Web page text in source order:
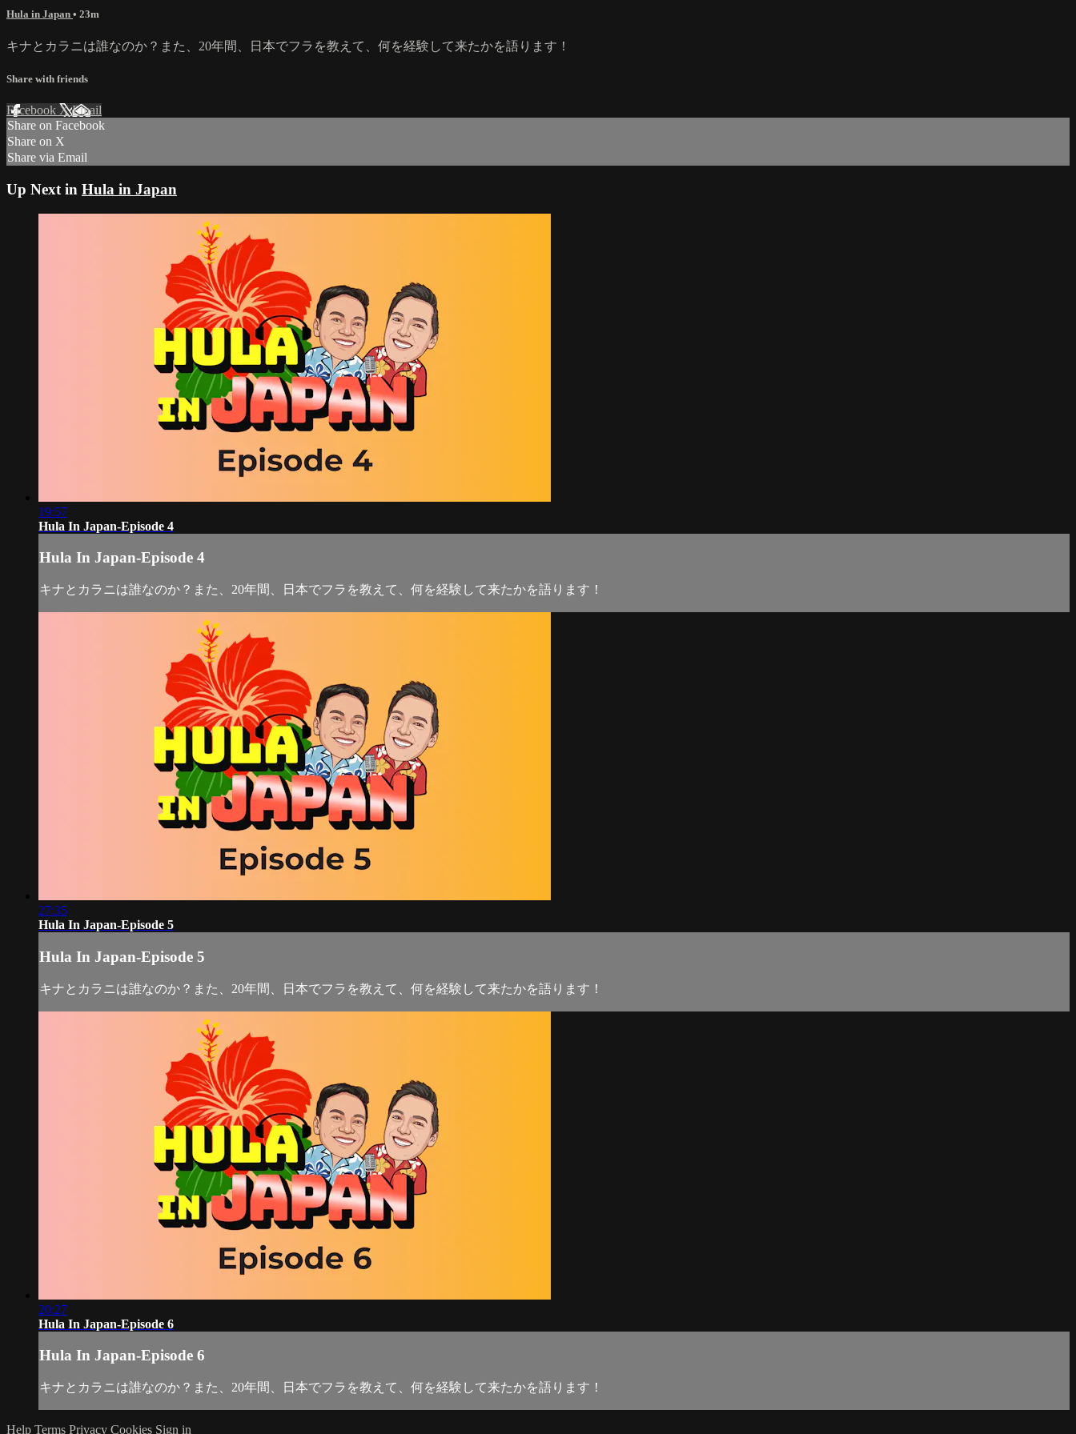
Hula in Japan • 23m
キナとカラニは誰なのか？また、20年間、日本でフラを教えて、何を経験して来たかを語ります！
Share with friends
Facebook XEmail
Share on Facebook
Share on X
Share via Email
Up Next in Hula in Japan
19:57
Hula In Japan-Episode 4
Hula In Japan-Episode 4
キナとカラニは誰なのか？また、20年間、日本でフラを教えて、何を経験して来たかを語ります！
27:35
Hula In Japan-Episode 5
Hula In Japan-Episode 5
キナとカラニは誰なのか？また、20年間、日本でフラを教えて、何を経験して来たかを語ります！
20:27
Hula In Japan-Episode 6
Hula In Japan-Episode 6
キナとカラニは誰なのか？また、20年間、日本でフラを教えて、何を経験して来たかを語ります！
Help Terms Privacy Cookies Sign in